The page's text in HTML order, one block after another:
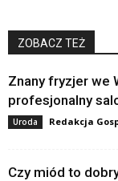
ZOBACZ TEŻ
Znany fryzjer we
profesjonalny
Uroda Redakcja
Czy miód to